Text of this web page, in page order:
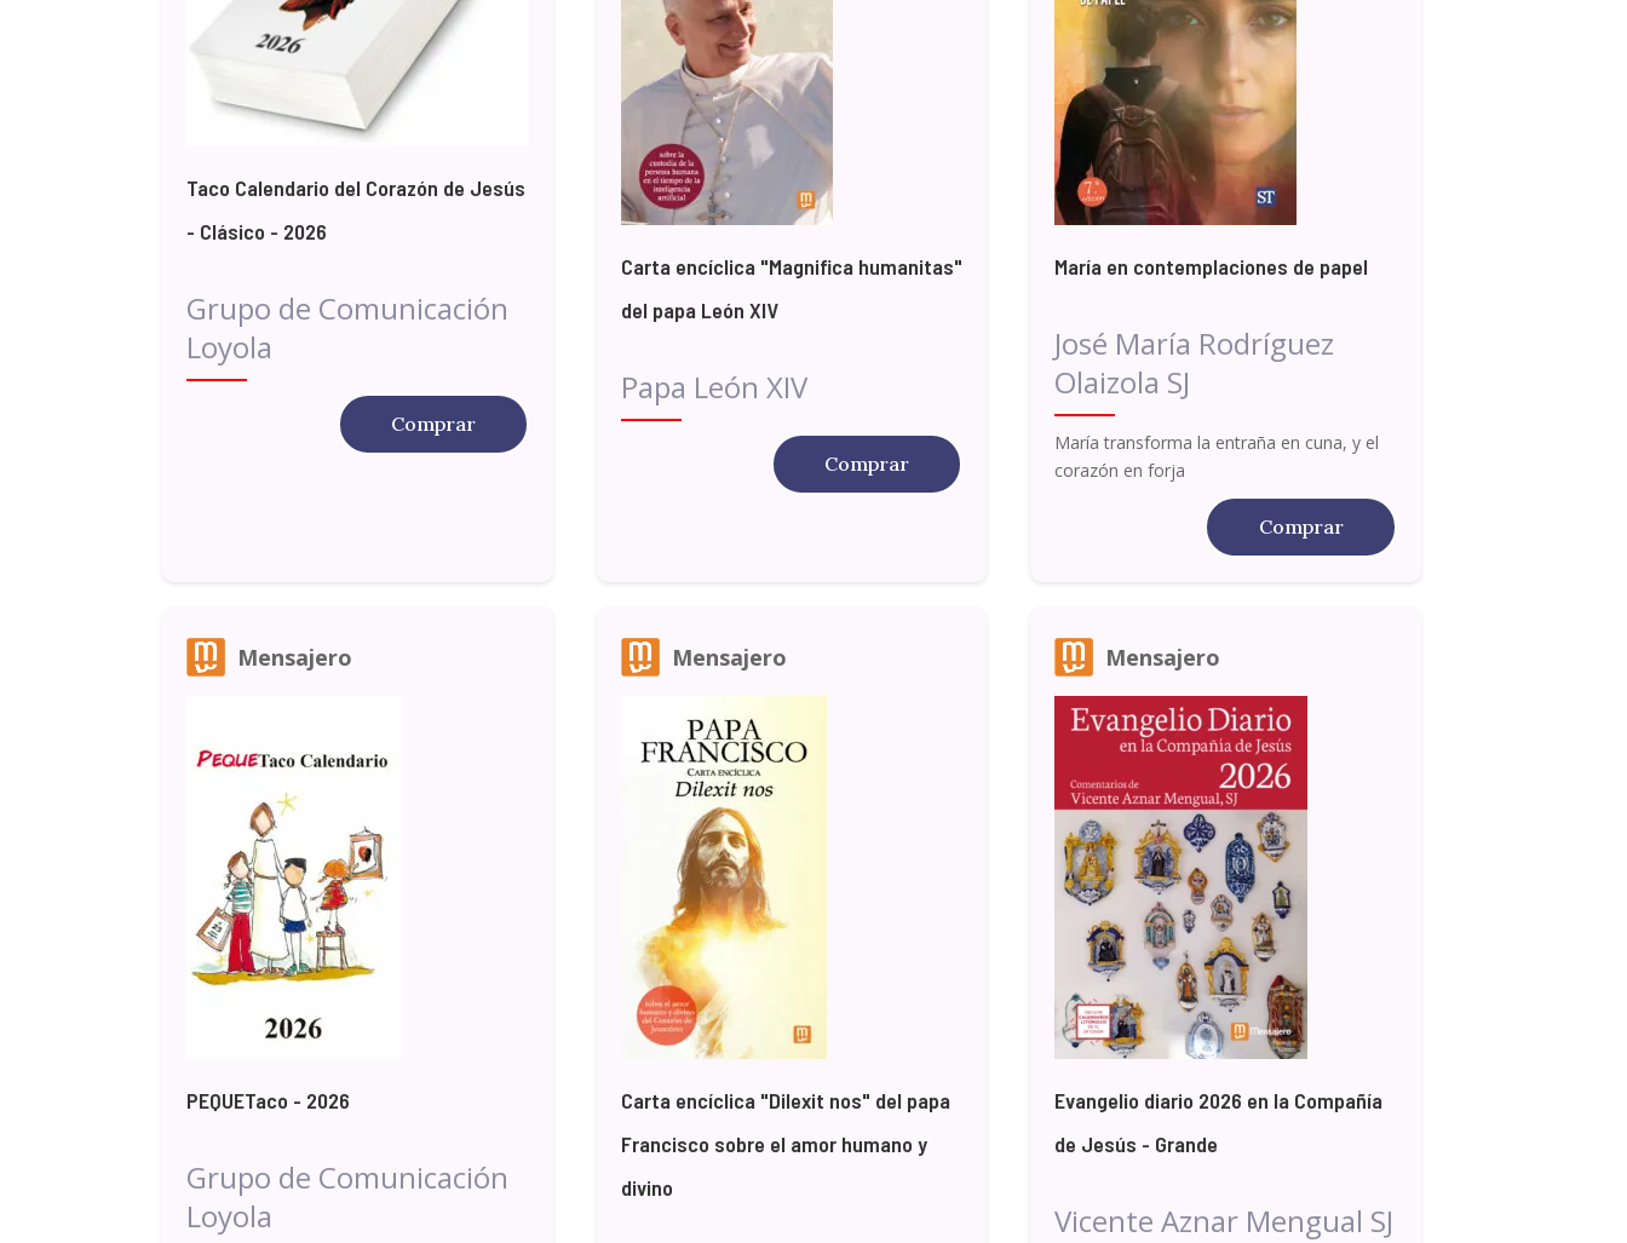
Taco Calendario del Corazón de Jesús
- Clásico - 2026
Grupo de Comunicación
Loyola
Comprar
Carta encíclica "Magnifica humanitas"
del papa León XIV
Papa León XIV
Comprar
María en contemplaciones de papel
José María Rodríguez
Olaizola SJ
María transforma la entraña en cuna, y el
corazón en forja
Comprar
Mensajero
PEQUETaco - 2026
Grupo de Comunicación
Loyola
Mensajero
Carta encíclica "Dilexit nos" del papa
Francisco sobre el amor humano y
divino
Mensajero
Evangelio diario 2026 en la Compañía
de Jesús - Grande
Vicente Aznar Mengual SJ